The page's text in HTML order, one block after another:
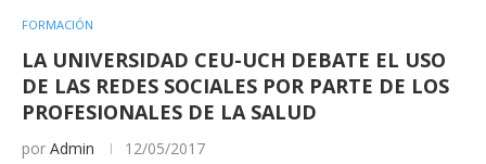
FORMACIÓN
LA UNIVERSIDAD CEU-UCH DEBATE EL USO
DE LAS REDES SOCIALES POR PARTE DE LOS
PROFESIONALES DE LA SALUD
por Admin 12/05/2017